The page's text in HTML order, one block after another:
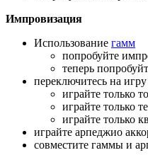
Импровизация
Использование гамм
попробуйте
теперь
переключитесь на
играйте только
играйте только
играйте только
играйте арпеджио
совместите гаммы и